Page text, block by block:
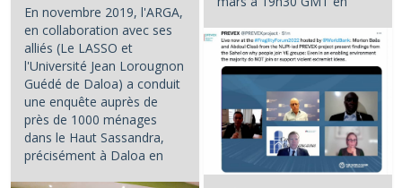
En novembre 2019, l'ARGA,
en collaboration avec ses
alliés (Le LASSO et
l'Université Jean Lorougnon
Guédé de Daloa) a conduit
une enquête auprès de
près de 1000 ménages
dans le Haut Sassandra,
précisément à Daloa en